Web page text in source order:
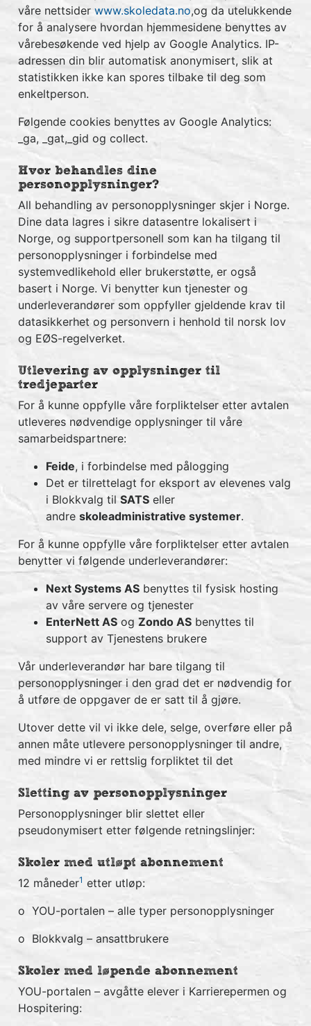
våre nettsiderwww.skoledata.no,og da utelukkende
for å analysere hvordan hjemmesidene benyttes av
vårebesøkende ved hjelp av Google Analytics. IP-
adressen din blir automatisk anonymisert, slik at
statistikken ikke kan spores tilbake til deg som
enkeltperson.
Følgende cookies benyttes av Google Analytics:
_ga, _gat,_gid og collect.
Hvor behandles dine
personopplysninger?
All behandling av personopplysninger skjer i Norge.
Dine data lagres i sikre datasentre lokalisert i
Norge, og supportpersonell som kan ha tilgang til
personopplysninger i forbindelse med
systemvedlikehold eller brukerstøtte, er også
basert i Norge. Vi benytter kun tjenester og
underleverandører som oppfyller gjeldende krav til
datasikkerhet og personvern i henhold til norsk lov
og EØS-regelverket.
Utlevering av opplysninger til
tredjeparter
For å kunne oppfylle våre forpliktelser etter avtalen
utleveres nødvendige opplysninger til våre
samarbeidspartnere:
Feide, i forbindelse med pålogging
Det er tilrettelagt for eksport av elevenes valg
i Blokkvalg tilSATS eller
andreskoleadministrative systemer.
For å kunne oppfylle våre forpliktelser etter avtalen
benytter vi følgende underleverandører:
Next Systems AS benyttes til fysisk hosting
av våre servere og tjenester
EnterNett AS ogZondo AS benyttes til
support av Tjenestens brukere
Vår underleverandør har bare tilgang til
personopplysninger i den grad det er nødvendig for
å utføre de oppgaver de er satt til å gjøre.
Utover dette vil vi ikke dele, selge, overføre eller på
annen måte utlevere personopplysninger til andre,
med mindre vi er rettslig forpliktet til det
Sletting av personopplysninger
Personopplysninger blir slettet eller
pseudonymisert etter følgende retningslinjer:
Skoler med utløpt abonnement
12 måneder1 etter utløp:
o YOU-portalen – alle typer personopplysninger
o Blokkvalg – ansattbrukere
Skoler med løpende abonnement
YOU-portalen – avgåtte elever i Karrierepermen og
Hospitering: